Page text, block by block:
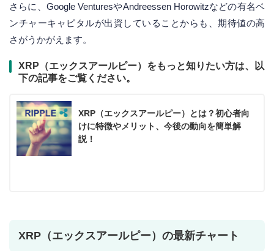
さらに、Google VenturesやAndreessen Horowitzなどの有名ベ
ンチャーキャピタルが出資していることからも、期待値の高
さがうかがえます。
XRP（エックスアールピー）をもっと知りたい方は、以
下の記事をご覧ください。
XRP（エックスアールピー）とは？初心者向
けに特徴やメリット、今後の動向を簡単解
説！
XRP（エックスアールピー）の最新チャート